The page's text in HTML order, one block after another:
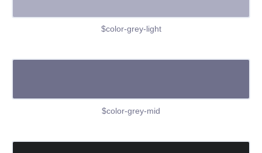
$color-grey-light
$color-grey-mid